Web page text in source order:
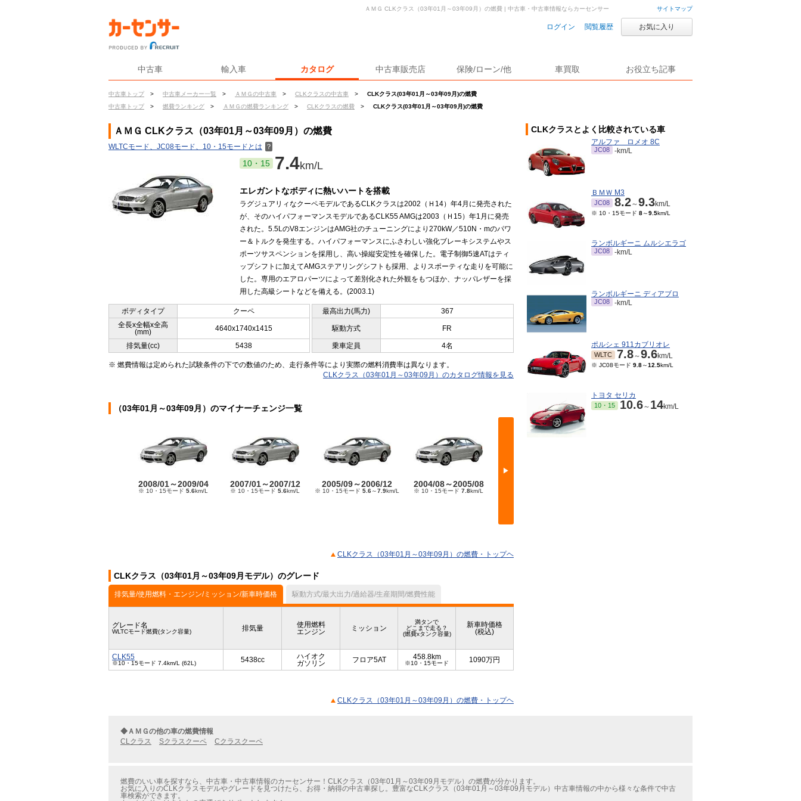
サイトマップ
ログイン 閲覧履歴 お気に入り
中古車 輸入車 カタログ 中古車販売店 保険/ローン/他 車買取 お役立ち記事
中古車トップ > 中古車メーカー一覧 > ＡＭＧの中古車 > CLKクラスの中古車 >
CLKクラス(03年01月～03年09月)の燃費
中古車トップ
> 燃費ランキング > ＡＭＧの燃費ランキング > CLKクラスの燃費 > CLKクラス(03年01月～03年09月)の燃費
ＡＭＧ CLKクラス（03年01月～03年09月）の燃費 | 中古車・中古車情報ならカーセンサー
ＡＭＧ CLKクラス（03年01月～03年09月）の燃費
WLTCモード、JC08モード、10・15モードとは ？
10・15 7.4km/L
エレガントなボディに熱いハートを搭載
ラグジュアリィなクーペモデルであるCLKクラスは2002（Ｈ14）年4月に発売された
が、そのハイパフォーマンスモデルであるCLK55 AMGは2003（Ｈ15）年1月に発売
された。5.5LのV8エンジンはAMG社のチューニングにより270kW／510N・mのパワ
ー＆トルクを発生する。ハイパフォーマンスにふさわしい強化ブレーキシステムやス
ポーツサスペンションを採用し、高い操縦安定性を確保した。電子制御5速ATはティ
ップシフトに加えてAMGステアリングシフトも採用、よりスポーティな走りを可能に
した。専用のエアロパーツによって差別化された外観をもつほか、ナッパレザーを採
用した高級シートなどを備える。(2003.1)
ボディタイプ クーペ 最高出力(馬力)
367
全長x全幅x全高
(mm)
4640x1740x1415 駆動方式 FR
排気量(cc) 5438 乗車定員 4名
※ 燃費情報は定められた試験条件の下での数値のため、走行条件等により実際の燃料消費率は異なります。
CLKクラス（03年01月～03年09月）のカタログ情報を見る
（03年01月～03年09月）のマイナーチェンジ一覧
▶
2008/01～2009/04
※ 10・15モード 5.6km/L
2007/01～2007/12
※ 10・15モード 5.6km/L
2005/09～2006/12
※ 10・15モード 5.6～7.9km/L
2004/08～2005/08
※ 10・15モード 7.8km/L
CLKクラス（03年01月～03年09月）の燃費・トップヘ
CLKクラス（03年01月～03年09月モデル）のグレード
排気量/使用燃料・エンジン/ミッション/新車時価格 駆動方式/最大出力/過給器/生産期間/燃費性能
グレード名
WLTCモード燃費(タンク容量) 排気量
使用燃料
エンジン
ミッション
満タンで
どこまで走る？
(燃費xタンク容量)
新車時価格
(税込)
CLK55
※10・15モード 7.4km/L (62L) 5438cc
ハイオク
ガソリン
フロア5AT 458.8km
※10・15モード 1090万円
CLKクラス（03年01月～03年09月）の燃費・トップヘ
CLKクラスとよく比較されている車
アルファ ロメオ 8C
JC08 -km/L
ＢＭＷ M3
JC08 8.2～9.3km/L
※ 10・15モード 8～9.5km/L
ランボルギーニ ムルシエラゴ
JC08 -km/L
ランボルギーニ ディアブロ
JC08 -km/L
ポルシェ 911カブリオレ
WLTC 7.8～9.6km/L
※ JC08モード 9.8～12.5km/L
トヨタ セリカ
10・15 10.6～ 14km/L
◆ＡＭＧの他の車の燃費情報
CLクラス
Sクラスクーペ Cクラスクーペ
燃費のいい車を探すなら、中古車・中古車情報のカーセンサー！CLKクラス（03年01月～03年09月モデル）の燃費が分かります。
お気に入りのCLKクラスモデルやグレードを見つけたら、お得・納得の中古車探し。豊富なCLKクラス（03年01月～03年09月モデル）中古車情報の中から様々な条件で中古
車検索ができます。